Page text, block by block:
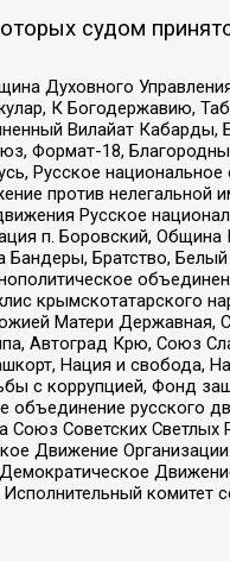
судом
Духовного
К Богодержавию,
Вилайат Кабарды,
Формат-18,
Русское национальное
против нелегальной
Русское
п. Боровский, Община
Братство,
крымскотатарского
Матери Державная,
Автоград Крю, Союз
Нация и свобода,
с коррупцией, Фонд
объединение русского
Советских Светлых
Движение
комитет